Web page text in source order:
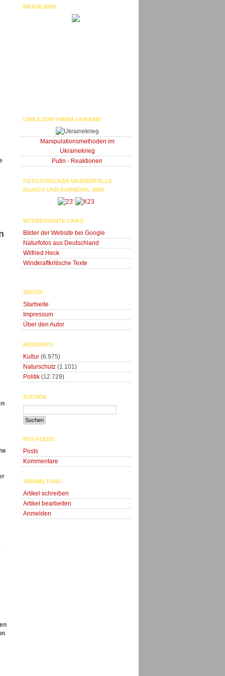
BRASILIENS
LINKS ZUM THEMA UKRAINE
Manipulationsmethoden im
Ukrainekrieg
Putin - Reaktionen
FOTOSTRECKEN WASSERFÄLLE
IGUACU UND KARNEVAL 2008
'
INTERESSANTE LINKS
Bilder der Website bei Google
Naturfotos aus Deutschland
Wilfried Heck
Windkraftkritische Texte
SEITEN
Startseite
Impressum
Über den Autor
RESSORTS
Kultur (6.975)
Naturschutz (1.101)
Politik (12.729)
SUCHEN
RSS-FEEDS
Posts
Kommentare
VERWALTUNG
Artikel schreiben
Artikel bearbeiten
Anmelden